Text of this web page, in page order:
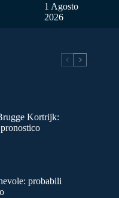
1 Agosto
2026
Kortrijk:
probabili